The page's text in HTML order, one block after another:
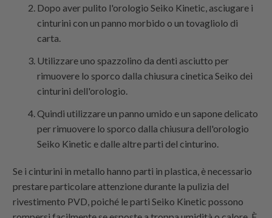
Dopo aver pulito l'orologio Seiko Kinetic, asciugare i
cinturini con un panno morbido o un tovagliolo di
carta.
Utilizzare uno spazzolino da denti asciutto per
rimuovere lo sporco dalla chiusura cinetica Seiko dei
cinturini dell'orologio.
Quindi utilizzare un panno umido e un sapone delicato
per rimuovere lo sporco dalla chiusura dell'orologio
Seiko Kinetic e dalle altre parti del cinturino.
Se i cinturini in metallo hanno parti in plastica, è necessario
prestare particolare attenzione durante la pulizia del
rivestimento PVD, poiché le parti Seiko Kinetic possono